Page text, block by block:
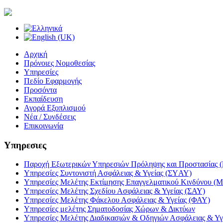
Αρχική
Πρόνοιες Νομοθεσίας
Υπηρεσίες
Πεδίο Εφαρμογής
Προσόντα
Εκπαίδευση
Αγορά Εξοπλισμού
Νέα / Συνδέσεις
Επικοινωνία
Υπηρεσιες
Παροχή Εξωτερικών Υπηρεσιών Πρόληψης και
Υπηρεσίες Συντονιστή Ασφάλειας & Υγείας (ΣYΑΥ)
Υπηρεσίες Μελέτης Εκτίμησης Επαγγελματικού Κινδύνου
Υπηρεσίες Μελέτης Σχεδίου Ασφάλειας & Υγείας (ΣΑΥ)
Υπηρεσίες Μελέτης Φάκελου Ασφάλειας & Υγείας (ΦΑΥ)
Υπηρεσίες μελέτης Σηματοδοσίας Χώρων & Δικτύων
Υπηρεσίες Μελέτης Διαδικασιών & Οδηγιών Ασφάλειας &